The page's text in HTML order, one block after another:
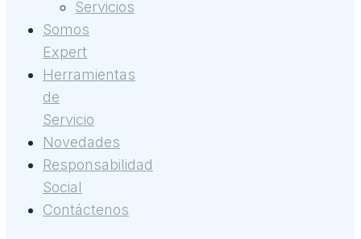
Servicios
Somos
Expert
Herramientas
de
Servicio
Novedades
Responsabilidad
Social
Contáctenos